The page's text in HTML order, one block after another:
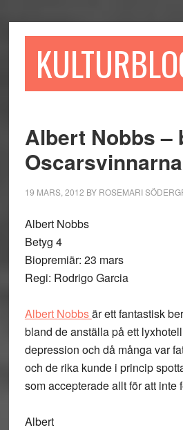
till
till
sidofältet
till
Albert Nobbs –
Oscarsvinnarna
19 MARS, 2012 BY ROSEMARI
Albert Nobbs
Betyg 4
Biopremiär: 23 mars
Regi: Rodrigo Garcia
Albert Nobbsär ett fantastisk
bland de anställa på ett
depression och då många var
och de rika kunde i princip
som accepterade allt för att inte
Albert